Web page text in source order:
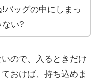
バッグの中にしまっ
ない?
ので、入るときだけ
おけば、持ち込めま